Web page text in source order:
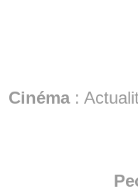
Cinéma: